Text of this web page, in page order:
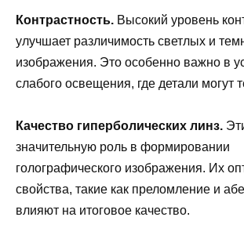
Контрастность. Высокий уровень
улучшает различимость светлых и
изображения. Это особенно важно в
слабого освещения, где детали могут
Качество гиперболических линз.
значительную роль в формировании
голографического изображения. Их
свойства, такие как преломление и
влияют на итоговое качество.